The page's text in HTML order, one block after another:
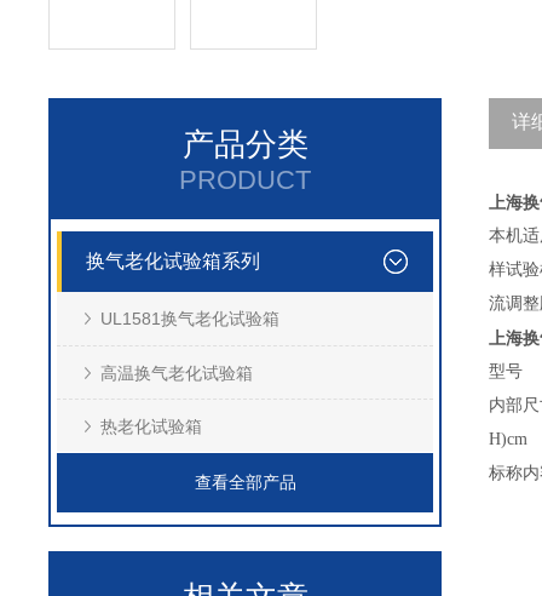
产品分类
PRODUCT
换气老化试验箱系列
UL1581换气老化试验箱
高温换气老化试验箱
热老化试验箱
查看全部产品
详
上海
本机
样试
流调
上海
型号
内部
H)cm
标称